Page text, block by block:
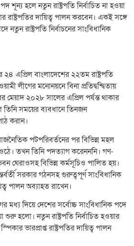
শূন্য হলে নতুন রাষ্ট্রপতি নির্বাচিত না হওয়া
রাষ্ট্রপতির দায়িত্ব পালন করবেন। একই সঙ্গে
রাষ্ট্রপতি নির্বাচনের সাংবিধানিক
এপ্রিল বাংলাদেশের ২২তম রাষ্ট্রপতি
লীগের মনোনয়নে বিনা প্রতিদ্বন্দ্বিতায়
মেয়াদ ২০২৮ সালের এপ্রিল পর্যন্ত থাকার
তিনি সময়ের ব্যবধানে তিনজন
করান।
পটপরিবর্তনের পর বিভিন্ন মহল
তখন তিনি পদত্যাগ করেনননি। গণ-
ঘেরাওসহ বিভিন্ন কর্মসূচিও পালিত হয়।
সরকার গঠনসহ গুরুত্বপূর্ণ সাংবিধানিক
পালন অব্যাহত রাখেন।
মধ্য দিয়ে দেশের সর্বোচ্চ সাংবিধানিক পদে
শুরু হলো। নতুন রাষ্ট্রপতি নির্বাচিত হওয়ার
ভারপ্রাপ্ত রাষ্ট্রপতির দায়িত্ব পালন